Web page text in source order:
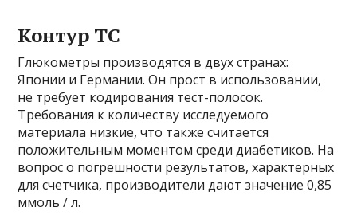
Контур ТС
Глюкометры производятся в двух странах:
Японии и Германии. Он прост в использовании,
не требует кодирования тест-полосок.
Требования к количеству исследуемого
материала низкие, что также считается
положительным моментом среди диабетиков. На
вопрос о погрешности результатов, характерных
для счетчика, производители дают значение 0,85
ммоль / л.